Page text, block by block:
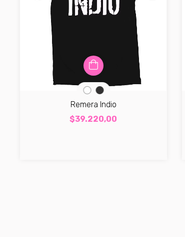
Remera Indio
$39.220,00